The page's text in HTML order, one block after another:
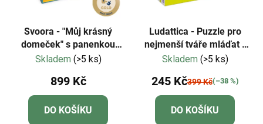
Svoora - "Můj krásný
domeček" s panenkou
Lora
Skladem (>5 ks)
899 Kč
DO KOŠÍKU
Ludattica - Puzzle pro
nejmenší tváře mláďat -
Dudu
Skladem (>5 ks)
245 Kč399 Kč(–38 %)
DO KOŠÍKU